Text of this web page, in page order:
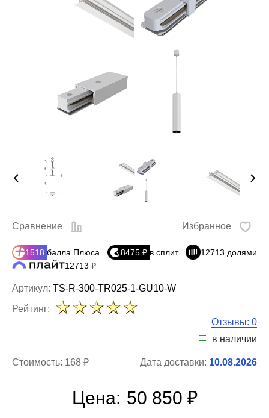
Артикул: TS-R-300-TR025-1-GU10-W
Сравнение Избранное
1518 балла Плюса 8475 ₽ в сплит
12713 долями
12713 ₽
Рейтинг:
Отзывы: 0
в наличии
Стоимость: 168 ₽ Дата доставки: 10.08.2026
Цена: 50 850 ₽